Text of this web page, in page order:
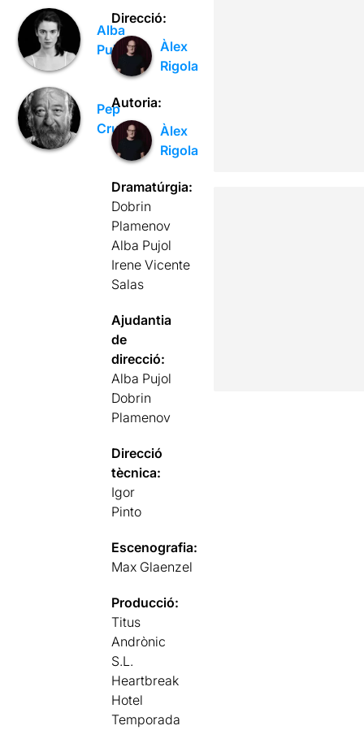
Alba
Pujol
Pep
Cruz
Direcció:
Àlex
Rigola
Autoria:
Àlex
Rigola
Dramatúrgia:
Dobrin
Plamenov
Alba Pujol
Irene Vicente
Salas
Ajudantia
de
direcció:
Alba Pujol
Dobrin
Plamenov
Direcció
tècnica:
Igor
Pinto
Escenografia:
Max Glaenzel
Producció:
Titus
Andrònic
S.L.
Heartbreak
Hotel
Temporada